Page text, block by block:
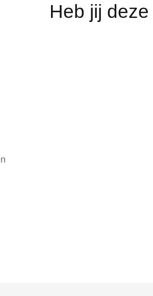
Heb jij